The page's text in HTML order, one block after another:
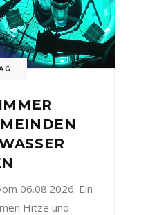
06.08.2026: Ein
Hitze und